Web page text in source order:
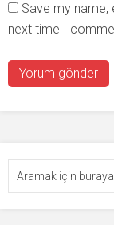
Save my name,
next time I